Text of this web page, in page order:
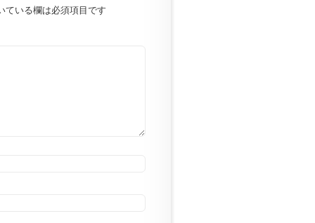
ている欄は必須項目です